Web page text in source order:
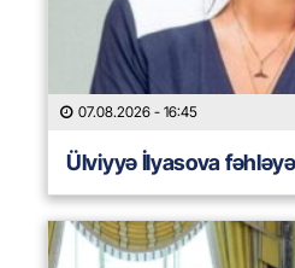
07.08.2026 - 16:45
Ülviyyə İlyasova